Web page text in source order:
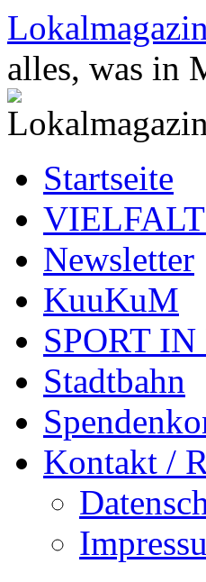
Zum
Inhalt
springen
Lokalmagazin
alles, was in
Startseite
Newsletter
KuuKuM
SPORT
Stadtbahn
Kontakt /